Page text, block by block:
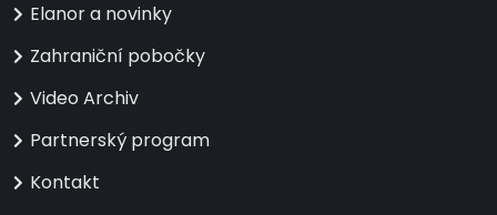
Elanor a novinky
Zahraniční pobočky
Video Archiv
Partnerský program
Kontakt